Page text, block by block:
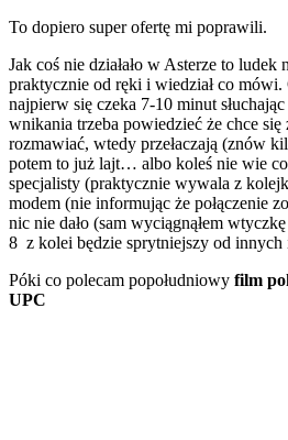
To dopiero super ofertę mi poprawili.
Jak coś nie działało w Asterze to
praktycznie od ręki i wiedział co mówi.
najpierw się czeka 7-10 minut
wnikania trzeba powiedzieć że chce się
rozmawiać, wtedy przełaczają (znów
potem to już lajt… albo koleś nie wie
specjalisty (praktycznie wywala z
modem (nie informując że połączenie
nic nie dało (sam wyciągnąłem
8 z kolei będzie sprytniejszy od innych
Póki co polecam popołudniowy film
UPC